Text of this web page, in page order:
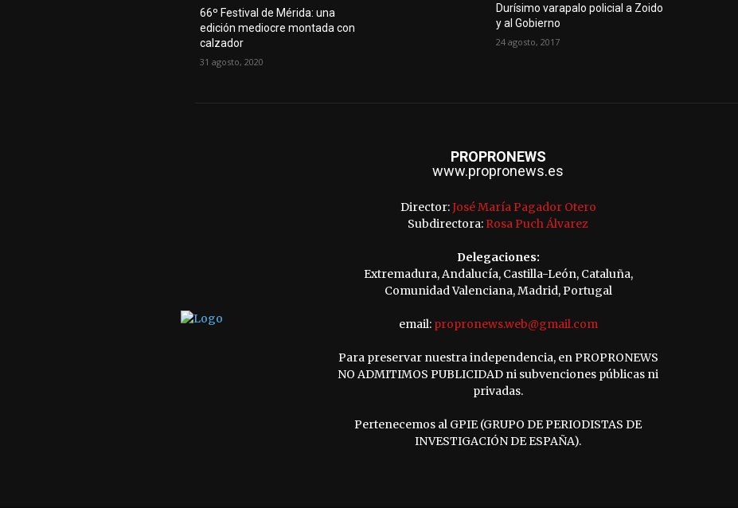
66º Festival de Mérida: una
edición mediocre montada con
calzador
31 agosto, 2020
Durísimo varapalo policial a Zoido
y al Gobierno
24 agosto, 2017
PROPRONEWS
www.propronews.es
Director:José María Pagador Otero
Subdirectora: Rosa Puch Álvarez
Delegaciones:
Extremadura, Andalucía, Castilla-León, Cataluña,
Comunidad Valenciana, Madrid, Portugal
email: propronews.web@gmail.com
Para preservar nuestra independencia, en PROPRONEWS
NO ADMITIMOS PUBLICIDAD ni subvenciones públicas ni
privadas.
Pertenecemos al GPIE (GRUPO DE PERIODISTAS DE
INVESTIGACIÓN DE ESPAÑA).